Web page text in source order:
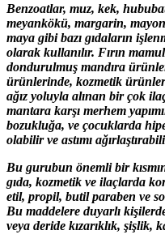
Benzoatlar, muz, kek,
meyankökü, margarin,
maya gibi bazı gıdaların
olarak kullanılır. Fırın
dondurulmuş mandıra
ürünlerinde, kozmetik
ağız yoluyla alınan bir çok
mantara karşı merhem
bozukluğa, ve çocuklarda
olabilir ve astımı
Bu gurubun önemli bir
gıda, kozmetik ve ilaçlarda
etil, propil, butil paraben ve
Bu maddelere duyarlı
veya deride kızarıklık, şişlik,